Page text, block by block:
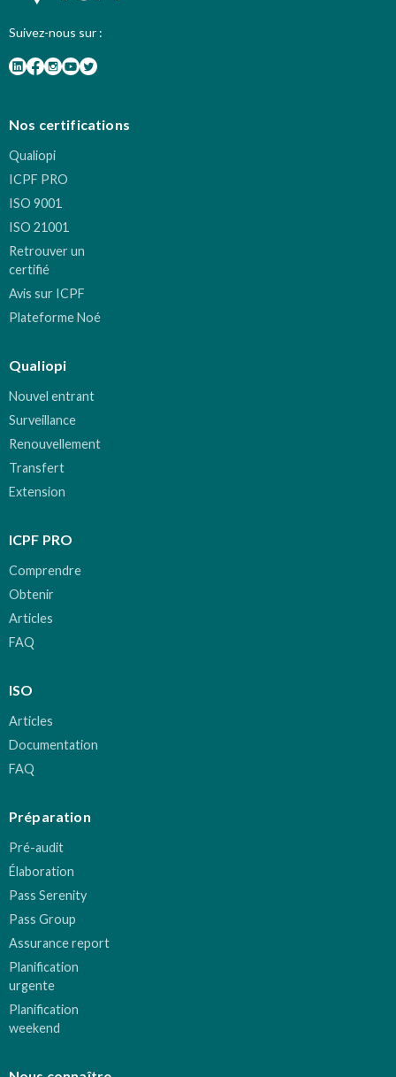
Suivez-nous sur :
Nos certifications
Qualiopi
ICPF PRO
ISO 9001
ISO 21001
Retrouver un
certifié
Avis sur ICPF
Plateforme Noé
Qualiopi
Nouvel entrant
Surveillance
Renouvellement
Transfert
Extension
ICPF PRO
Comprendre
Obtenir
Articles
FAQ
ISO
Articles
Documentation
FAQ
Préparation
Pré-audit
Élaboration
Pass Serenity
Pass Group
Assurance report
Planification
urgente
Planification
weekend